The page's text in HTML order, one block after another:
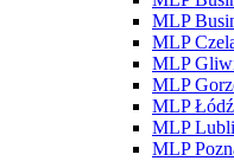
MLP
MLP
MLP
MLP
MLP Łódź
MLP
MLP